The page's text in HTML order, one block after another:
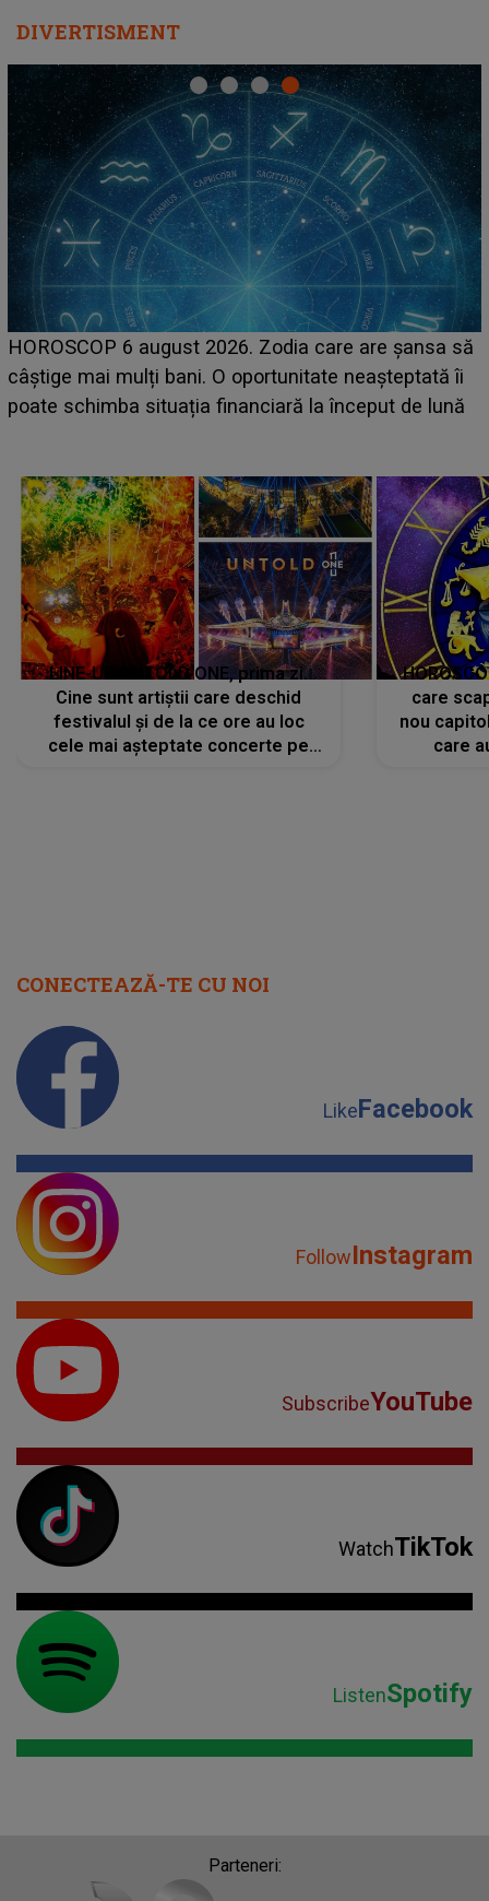
DIVERTISMENT
LINE-UP UNTOLD ONE, ziua 2. La ce oră urcă pe
scena principală a festivalului Zara Larsson? Artista
suedeză a ajuns deja în România și s-a filmat din
LINE-UP UNTOLD ONE, prima zi.
Cine sunt artiștii care deschid
festivalul și de la ce ore au loc
cele mai așteptate concerte pe
care
nou
care
CONECTEAZĂ-TE CU NOI
LikeFacebook
FollowInstagram
SubscribeYouTube
WatchTikTok
ListenSpotify
Parteneri: